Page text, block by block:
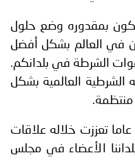
يكون بمقدوره وضع حلول
في العالم بشكل أفضل
الشرطة في بلدانكم.
الشرطية العالمية بشكل
منتظمة.
أعتقد أن 2016 كان عاما تعززت خلاله علاقات
الأعضاء في مجلس